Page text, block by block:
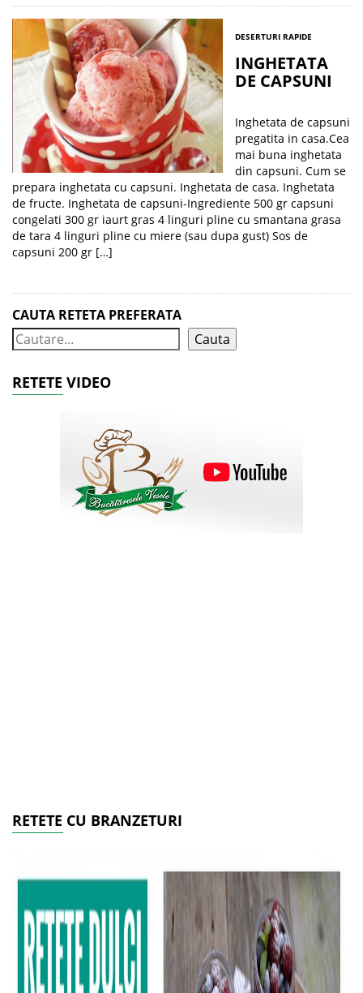
DESERTURI RAPIDE
INGHETATA
DE CAPSUNI
Inghetata de capsuni
pregatita in casa.Cea
mai buna inghetata
din capsuni. Cum se
prepara inghetata cu capsuni. Inghetata de casa. Inghetata
de fructe. Inghetata de capsuni-Ingrediente 500 gr capsuni
congelati 300 gr iaurt gras 4 linguri pline cu smantana grasa
de tara 4 linguri pline cu miere (sau dupa gust) Sos de
capsuni 200 gr […]
CAUTA RETETA PREFERATA
Cauta
RETETE VIDEO
RETETE CU BRANZETURI